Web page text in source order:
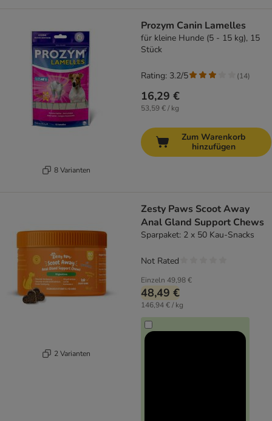
8 Varianten
Prozym Canin Lamelles
für kleine Hunde (5 - 15 kg), 15
Stück
16,29 €
53,59 € / kg
Rating: 3.2/5 (14)
Zum Warenkorb
hinzufügen
2 Varianten
Zesty Paws Scoot Away
Anal Gland Support Chews
Sparpaket: 2 x 50 Kau-Snacks
Einzeln 49,98 €
48,49 €
146,94 € / kg
Not Rated